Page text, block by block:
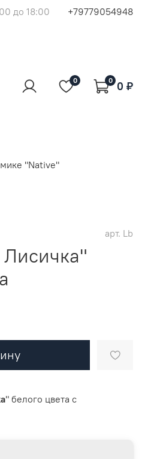
до 18:00 +79779054948
0 0 0 ₽
"Native"
арт. Lb
Лисичка"
" белого цвета с